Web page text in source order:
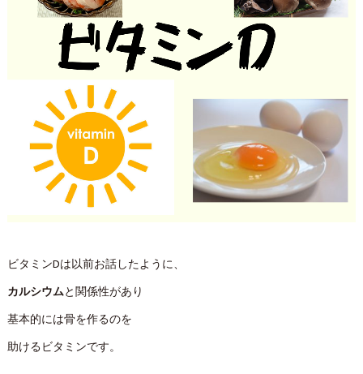
ビタミンDは以前お話したように、
カルシウムと関係性があり
基本的には骨を作るのを
助けるビタミンです。